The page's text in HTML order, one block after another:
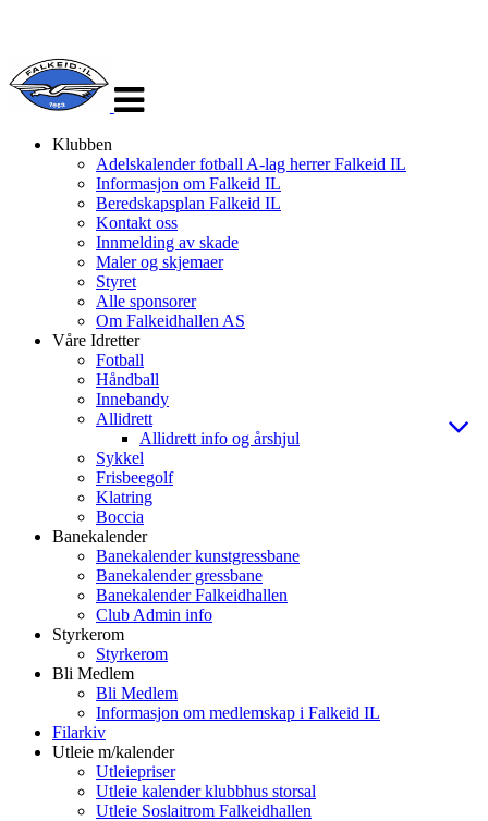
navigasjon
Klubben
Adelskalender fotball A-lag herrer Falkeid IL
Informasjon om Falkeid IL
Beredskapsplan Falkeid IL
Kontakt oss
Innmelding av skade
Maler og skjemaer
Styret
Alle sponsorer
Om Falkeidhallen AS
Våre Idretter
Fotball
Håndball
Innebandy
Allidrett
Allidrett info og årshjul
Sykkel
Frisbeegolf
Klatring
Boccia
Banekalender
Banekalender kunstgressbane
Banekalender gressbane
Banekalender Falkeidhallen
Club Admin info
Styrkerom
Styrkerom
Bli Medlem
Bli Medlem
Informasjon om medlemskap i Falkeid IL
Filarkiv
Utleie m/kalender
Utleiepriser
Utleie kalender klubbhus storsal
Utleie Soslaitrom Falkeidhallen